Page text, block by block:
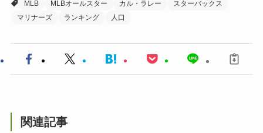
MLB
MLBオールスター カル・ラレー
スターバックス
マリナーズ
ランキング 人口
関連記事